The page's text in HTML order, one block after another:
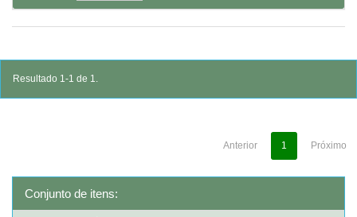
Resultado 1-1 de 1.
Anterior 1 Próximo
Conjunto de itens: